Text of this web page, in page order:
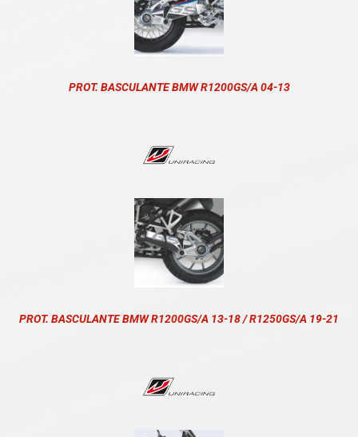
PROT. BASCULANTE BMW R1200GS/A 04-13
PROT. BASCULANTE BMW R1200GS/A 13-18 / R1250GS/A 19-21